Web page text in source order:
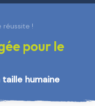
réussite !
pour le
humaine